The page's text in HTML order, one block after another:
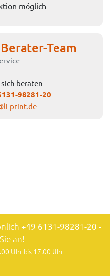
möglich
Team
sich beraten
98281-20
print.de
+49 6131-98281-20 -
an!
Uhr bis 17.00 Uhr